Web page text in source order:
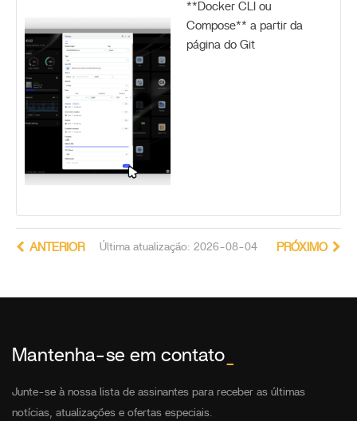
**Docker CLI ou
Compose** a partir da
página do Git
Última atualização: 2026-08-04
ANTERIOR PRÓXIMO
Mantenha-se em contato
Junte-se à nossa lista de assinantes para receber as últimas
notícias, atualizações e ofertas especiais.